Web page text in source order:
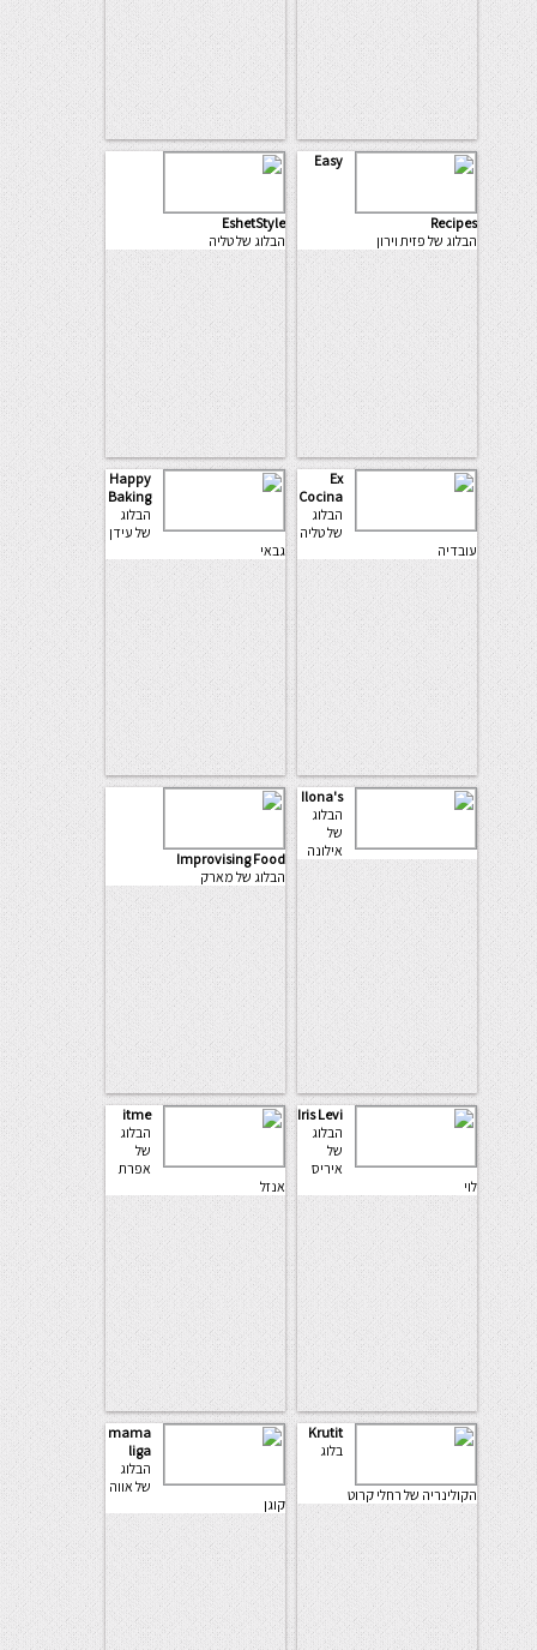
Easy
Recipes
הבלוג של פזית וירון
EshetStyle
הבלוג של טליה
Ex
Cocina
הבלוג
של טליה
עובדיה
Happy
Baking
הבלוג
של עידן
גבאי
Ilona's
הבלוג
של
אילונה
Improvising Food
הבלוג של מארק
Iris Levi
הבלוג
של
איריס
לוי
itme
הבלוג
של
אפרת
אנזל
Krutit
בלוג
הקולינריה של רחלי קרוט
mama
liga
הבלוג
של אווה
קוגן